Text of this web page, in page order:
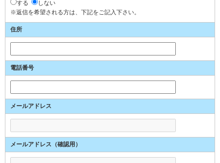
する
しない
※返信を希望される方は、下記をご記入下さい。
住所
電話番号
メールアドレス
メールアドレス（確認用）